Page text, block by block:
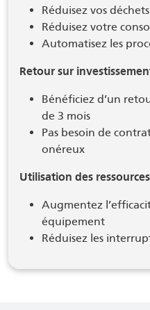
Réduisez vos déchets
Réduisez votre
Automatisez les
Retour sur
Bénéficiez d’un
de 3 mois
Pas besoin de
onéreux
Utilisation des ressources
Augmentez
équipement
Réduisez les